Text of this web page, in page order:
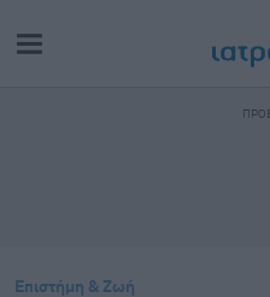
Επιστήμη & Ζωή